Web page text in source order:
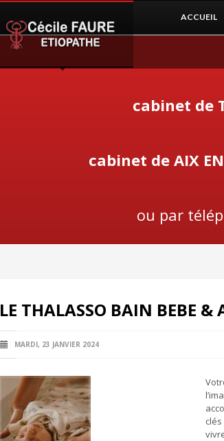
ACCUEIL
cabinet de
cabinet de AIX EN
ou par
LE THALASSO BAIN BEBE &
MARDI, 23 JANVIER 2024